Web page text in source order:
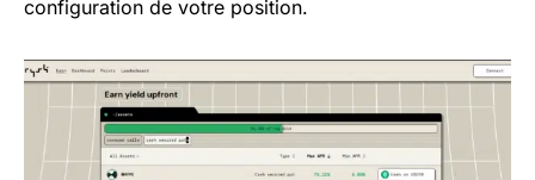
configuration de votre position.